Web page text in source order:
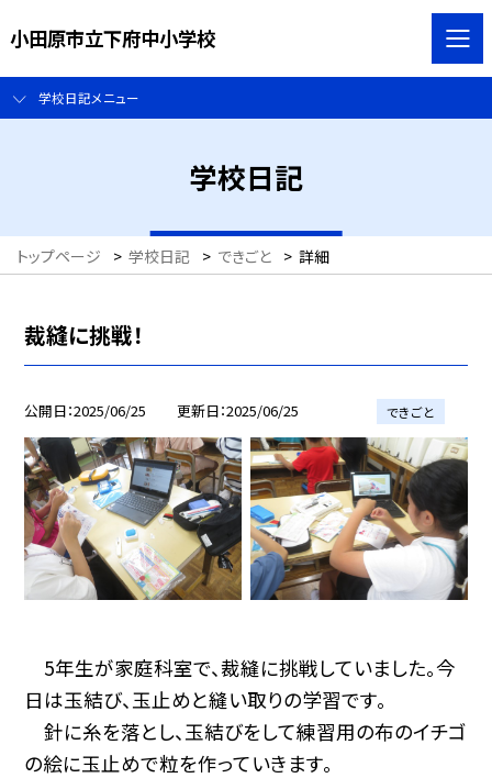
小田原市立下府中小学校
学校日記メニュー
学校日記
トップページ > 学校日記 > できごと > 詳細
裁縫に挑戦！
公開日 2025/06/25 更新日 2025/06/25 できごと
5年生が家庭科室で、裁縫に挑戦していました。今
日は玉結び、玉止めと縫い取りの学習です。
針に糸を落とし、玉結びをして練習用の布のイチゴ
の絵に玉止めで粒を作っていきます。